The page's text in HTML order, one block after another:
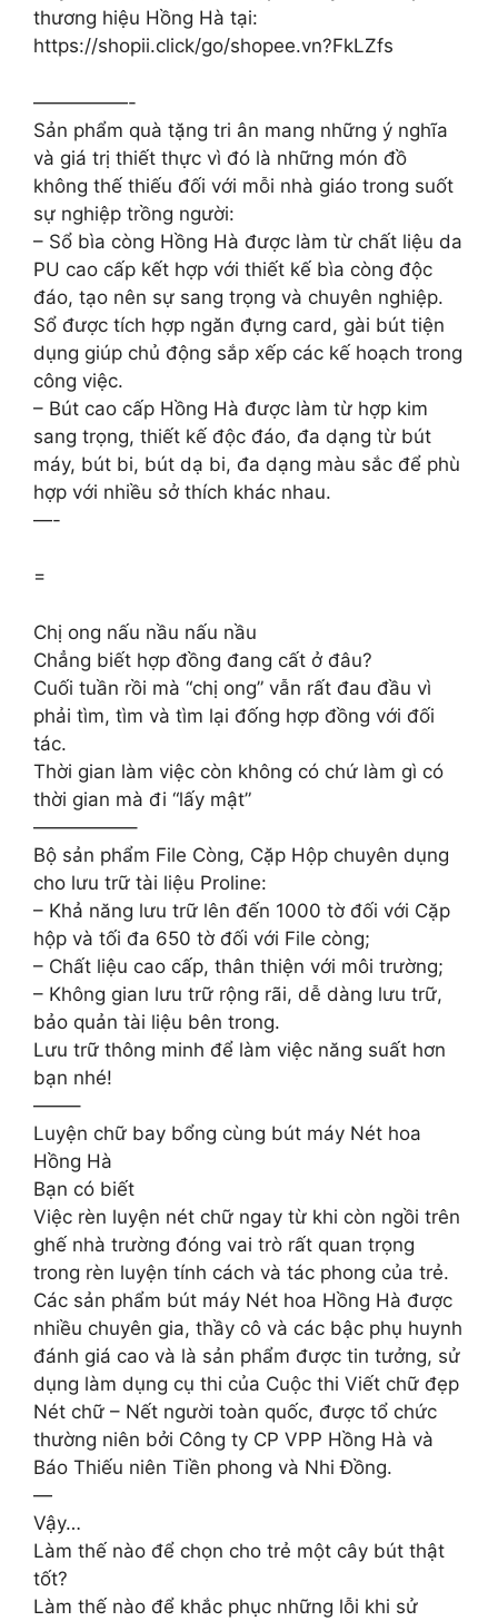
thương hiệu Hồng Hà tại:
https://shopii.click/go/shopee.vn?FkLZfs
—————-
Sản phẩm quà tặng tri ân mang những ý nghĩa
và giá trị thiết thực vì đó là những món đồ
không thế thiếu đối với mỗi nhà giáo trong suốt
sự nghiệp trồng người:
– Sổ bìa còng Hồng Hà được làm từ chất liệu da
PU cao cấp kết hợp với thiết kế bìa còng độc
đáo, tạo nên sự sang trọng và chuyên nghiệp.
Sổ được tích hợp ngăn đựng card, gài bút tiện
dụng giúp chủ động sắp xếp các kế hoạch trong
công việc.
– Bút cao cấp Hồng Hà được làm từ hợp kim
sang trọng, thiết kế độc đáo, đa dạng từ bút
máy, bút bi, bút dạ bi, đa dạng màu sắc để phù
hợp với nhiều sở thích khác nhau.
—-
=
Chị ong nấu nầu nấu nầu
Chẳng biết hợp đồng đang cất ở đâu?
Cuối tuần rồi mà “chị ong” vẫn rất đau đầu vì
phải tìm, tìm và tìm lại đống hợp đồng với đối
tác.
Thời gian làm việc còn không có chứ làm gì có
thời gian mà đi “lấy mật”
—————–
Bộ sản phẩm File Còng, Cặp Hộp chuyên dụng
cho lưu trữ tài liệu Proline:
– Khả năng lưu trữ lên đến 1000 tờ đối với Cặp
hộp và tối đa 650 tờ đối với File còng;
– Chất liệu cao cấp, thân thiện với môi trường;
– Không gian lưu trữ rộng rãi, dễ dàng lưu trữ,
bảo quản tài liệu bên trong.
Lưu trữ thông minh để làm việc năng suất hơn
bạn nhé!
——–
Luyện chữ bay bổng cùng bút máy Nét hoa
Hồng Hà ​
Bạn có biết​
Việc rèn luyện nét chữ ngay từ khi còn ngồi trên
ghế nhà trường đóng vai trò rất quan trọng
trong rèn luyện tính cách và tác phong của trẻ.​
Các sản phẩm bút máy Nét hoa Hồng Hà được
nhiều chuyên gia, thầy cô và các bậc phụ huynh
đánh giá cao và là sản phẩm được tin tưởng, sử
dụng làm dụng cụ thi của Cuộc thi Viết chữ đẹp
Nét chữ – Nết người toàn quốc, được tổ chức
thường niên bởi Công ty CP VPP Hồng Hà và
Báo Thiếu niên Tiền phong và Nhi Đồng.​
—​
Vậy…​
Làm thế nào để chọn cho trẻ một cây bút thật
tốt?​
Làm thế nào để khắc phục những lỗi khi sử